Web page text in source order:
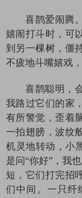
喜鹊爱闹腾
嬉闹打斗时，可
到另一棵树，僵
不疲地斗嘴嬉戏
喜鹊聪明，
我路过它们的家
有所警觉，歪着
一拍翅膀，波纹
机灵地转动，小
是问“你好”，我
短，它们打完招
们中间。一只纤